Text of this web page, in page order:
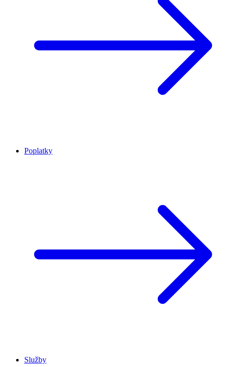
Poplatky
Služby